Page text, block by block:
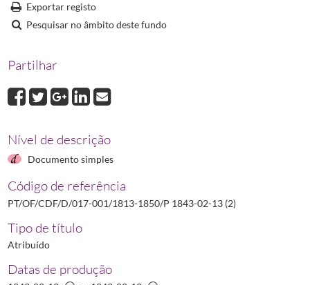
P 1843-02-13 (3)
P 1844-02-16
Portaria que declara que os boticários não eram obrigados
P 1850-12-07Portaria na qual se estabelece o preço máximo a aplicar na
Exportar registo
Pesquisar no âmbito deste fundo
Partilhar
Nível de descrição
Documento simples
Código de referência
PT/OF/CDF/D/017-001/1813-1850/P 1843-02-13 (2)
Tipo de título
Atribuído
Datas de produção